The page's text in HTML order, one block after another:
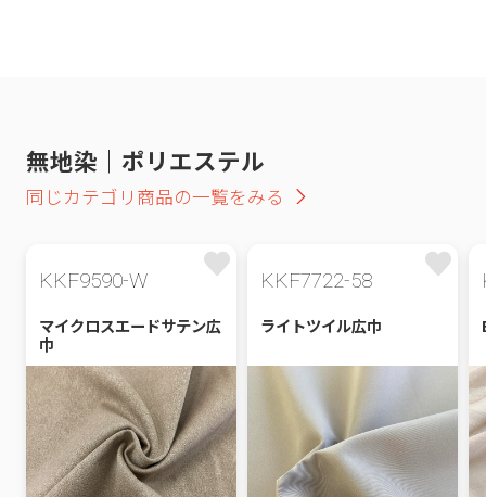
無地染｜ポリエステル
同じカテゴリ商品の一覧をみる
KKF9590-W
マイクロスエードサテン広
巾
KKF7722-58
ライトツイル広巾